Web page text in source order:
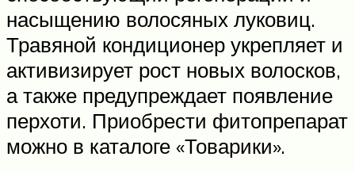
насыщению волосяных луковиц.
Травяной кондиционер укрепляет и
активизирует рост новых волосков,
а также предупреждает появление
перхоти. Приобрести фитопрепарат
можно в каталоге «Товарики».